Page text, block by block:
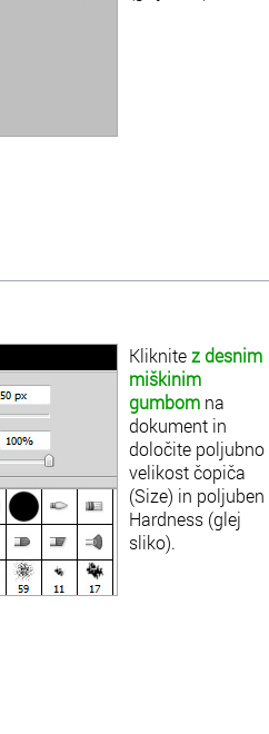
Kliknitez desnim
miškinim
gumbom na
dokument in
določite poljubno
velikost čopiča
(Size) in poljuben
Hardness (glej
sliko).